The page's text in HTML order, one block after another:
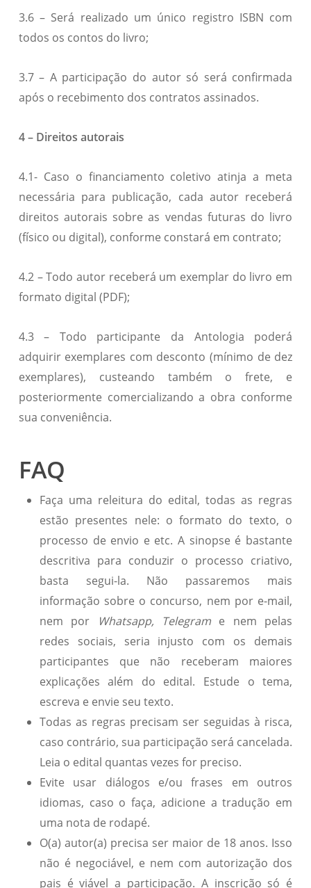
3.6 – Será realizado um único registro ISBN com
todos os contos do livro;
3.7 – A participação do autor só será confirmada
após o recebimento dos contratos assinados.
4 – Direitos autorais
4.1- Caso o financiamento coletivo atinja a meta
necessária para publicação, cada autor receberá
direitos autorais sobre as vendas futuras do livro
(físico ou digital), conforme constará em contrato;
4.2 – Todo autor receberá um exemplar do livro em
formato digital (PDF);
4.3 – Todo participante da Antologia poderá
adquirir exemplares com desconto (mínimo de dez
exemplares), custeando também o frete, e
posteriormente comercializando a obra conforme
sua conveniência.
FAQ
Faça uma releitura do edital, todas as regras
estão presentes nele: o formato do texto, o
processo de envio e etc. A sinopse é bastante
descritiva para conduzir o processo criativo,
basta segui-la. Não passaremos mais
informação sobre o concurso, nem por e-mail,
nem por
Whatsapp, Telegram e nem pelas
redes sociais, seria injusto com os demais
participantes que não receberam maiores
explicações além do edital. Estude o tema,
escreva e envie seu texto.
Todas as regras precisam ser seguidas à risca,
caso contrário, sua participação será cancelada.
Leia o edital quantas vezes for preciso.
Evite usar diálogos e/ou frases em outros
idiomas, caso o faça, adicione a tradução em
uma nota de rodapé.
O(a) autor(a) precisa ser maior de 18 anos. Isso
não é negociável, e nem com autorização dos
pais é viável a participação. A inscrição só é